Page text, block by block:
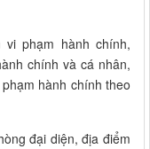
phạm hành chính,
chính và cá nhân,
hành chính theo
đại diện, địa điểm